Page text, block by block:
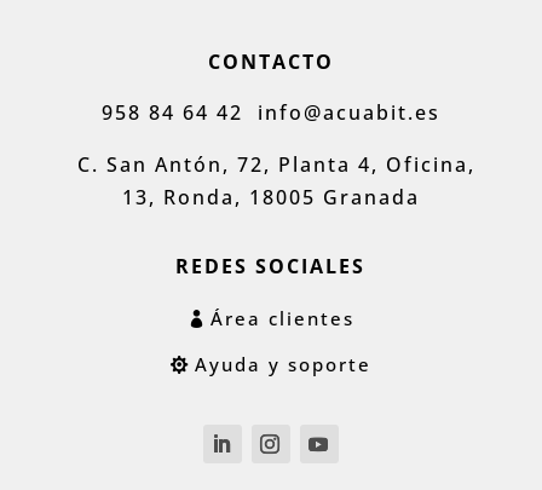
CONTACTO
958 84 64 42 info@acuabit.es
C. San Antón, 72, Planta 4, Oficina,
13, Ronda, 18005 Granada
REDES SOCIALES
Área clientes
Ayuda y soporte